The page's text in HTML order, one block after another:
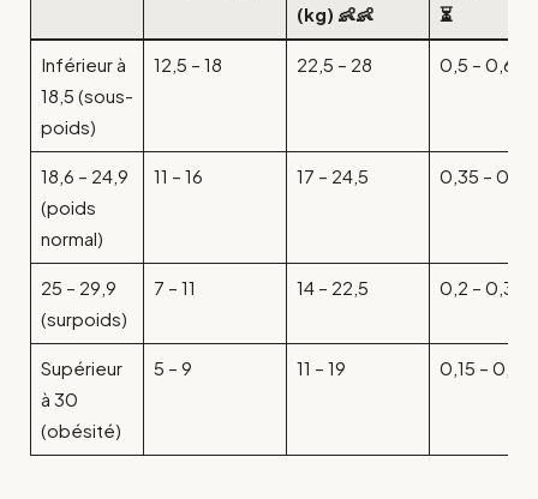
(kg) 👶👶
⏳
Inférieur à
18,5 (sous-
poids)
12,5 – 18 22,5 – 28 0,5 – 0,6
18,6 – 24,9
(poids
normal)
11 – 16 17 – 24,5 0,35 – 0,5
25 – 29,9
(surpoids)
7 – 11 14 – 22,5 0,2 – 0,3
Supérieur
à 30
(obésité)
5 – 9 11 – 19 0,15 – 0,25